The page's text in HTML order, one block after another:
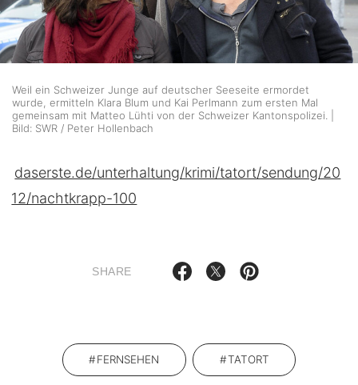
Weil ein Schweizer Junge auf deutscher Seeseite ermordet
wurde, ermitteln Klara Blum und Kai Perlmann zum ersten Mal
gemeinsam mit Matteo Lühti von der Schweizer Kantonspolizei. |
Bild: SWR / Peter Hollenbach
daserste.de/unterhaltung/krimi/tatort/sendung/20
12/nachtkrapp-100
SHARE
FERNSEHEN TATORT